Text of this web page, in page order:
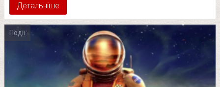
Детальніше
Події